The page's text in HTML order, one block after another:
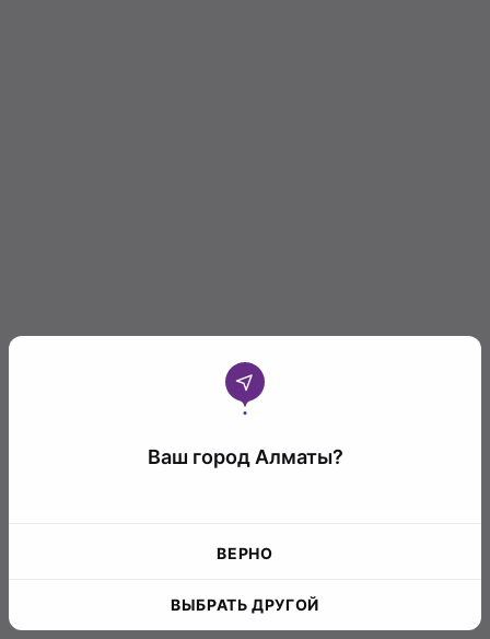
Ваш город Алматы?
ВЕРНО
ВЫБРАТЬ ДРУГОЙ